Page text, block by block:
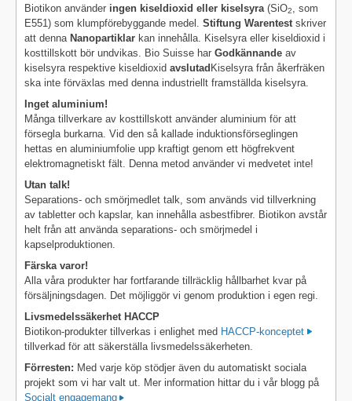
Biotikon använder ingen kiseldioxid eller kiselsyra (SiO2
, som
E551) som klumpförebyggande medel. Stiftung Warentest skriver
att denna Nanopartiklar kan innehålla. Kiselsyra eller kiseldioxid i
kosttillskott bör undvikas. Bio Suisse har Godkännande av
kiselsyra respektive kiseldioxid avslutad Kiselsyra från åkerfräken
ska inte förväxlas med denna industriellt framställda kiselsyra.
Inget aluminium!
Många tillverkare av kosttillskott använder aluminium för att
försegla burkarna. Vid den så kallade induktionsförseglingen
hettas en aluminiumfolie upp kraftigt genom ett högfrekvent
elektromagnetiskt fält. Denna metod använder vi medvetet inte!
Utan talk!
Separations- och smörjmedlet talk, som används vid tillverkning
av tabletter och kapslar, kan innehålla asbestfibrer. Biotikon avstår
helt från att använda separations- och smörjmedel i
kapselproduktionen.
Färska varor!
Alla våra produkter har fortfarande tillräcklig hållbarhet kvar på
försäljningsdagen. Det möjliggör vi genom produktion i egen regi.
Livsmedelssäkerhet HACCP
Biotikon-produkter tillverkas i enlighet med HACCP-konceptet
tillverkad för att säkerställa livsmedelssäkerheten.
Förresten: Med varje köp stödjer även du automatiskt sociala
projekt som vi har valt ut. Mer information hittar du i vår blogg på
Socialt engagemang